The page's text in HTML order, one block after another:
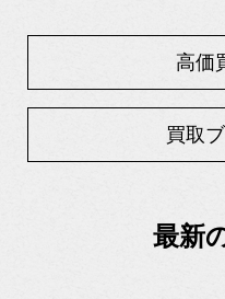
高価
買取
最新